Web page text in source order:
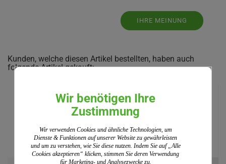
IHRE MEINUNG
Kunden, welche diesen Artikel bestellten, haben auch
folgende Artikel gekauft:
Wir benötigen Ihre
Zustimmung
Wir verwenden Cookies und ähnliche Technologien, um
Dienste & Funktionen auf unserer Website zu gewährleisten
und um zu verstehen, wie Sie diese nutzen. Indem Sie auf „Alle
Cookies akzeptieren“ klicken, stimmen Sie deren Verwendung
für Marketing- und Analysezwecke zu.